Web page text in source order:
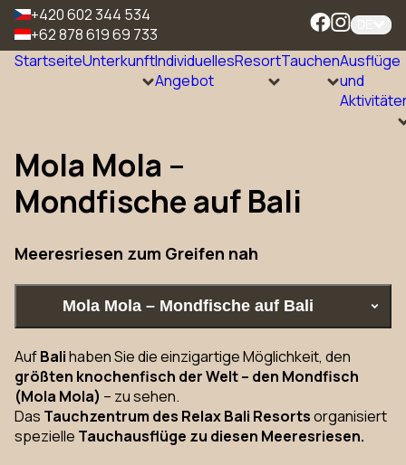
+420 602 344 534
+62 878 619 69 733
StartseiteUnterkunftIndividuelles
Angebot
ResortTauchenAusflüge
und
Mola Mola –
Mondfische auf Bali
Meeresriesen zum Greifen nah
Mola Mola – Mondfische auf Bali
AufBalihaben Sie die einzigartige Möglichkeit, den
größten knochenfisch der Welt – den Mondfisch
(Mola Mola) – zu sehen.
Das Tauchzentrum des Relax Bali Resortsorganisiert
spezielle Tauchausflüge zu diesen Meeresriesen.